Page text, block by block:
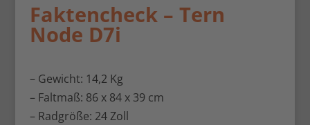
Faktencheck – Tern
Node D7i
– Gewicht: 14,2 Kg
– Faltmaß: 86 x 84 x 39 cm
– Radgröße: 24 Zoll